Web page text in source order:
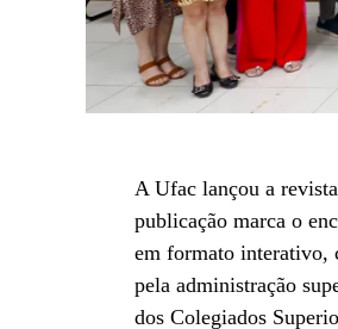
A Ufac lançou a
publicação marca o
em formato interativo,
pela administração
dos Colegiados